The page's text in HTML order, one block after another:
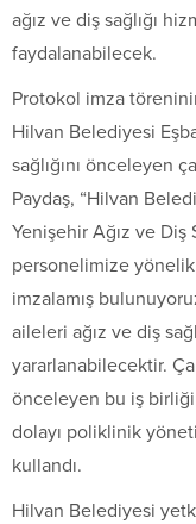
ağız ve diş sağlığı
faydalanabilecek.
Protokol imza
Hilvan Belediyesi
sağlığını önceleyen
Paydaş, “Hilvan
Yenişehir Ağız ve Diş
personelimize
imzalamış
aileleri ağız ve diş
yararlanabilecektir.
önceleyen bu iş
dolayı poliklinik
kullandı.
Hilvan Belediyesi